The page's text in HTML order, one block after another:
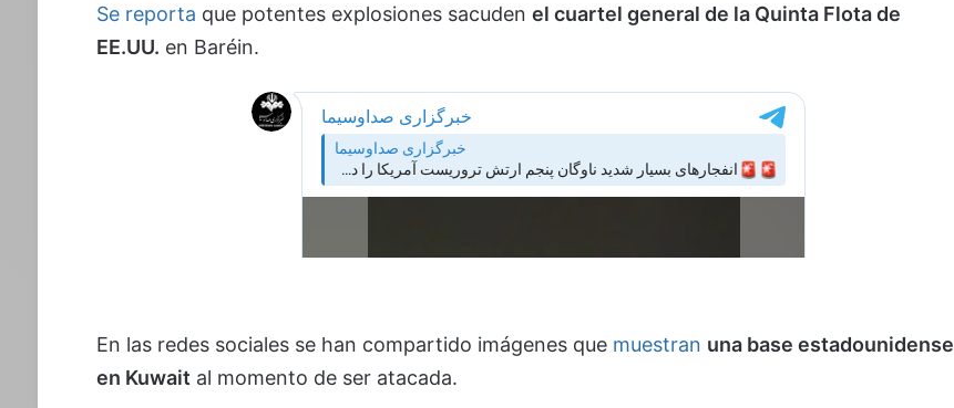
Se reporta que potentes explosiones sacuden el cuartel general de la Quinta Flota de
EE.UU. en Baréin.
En las redes sociales se han compartido imágenes que muestran una base estadounidense
en Kuwait al momento de ser atacada.